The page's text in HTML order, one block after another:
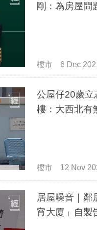
剛：為房屋問
樓市 6 Dec
公屋仔20歲立
樓：大西北有
樓市 12 Nov
居屋噪音｜鄰
宵大廈」自製